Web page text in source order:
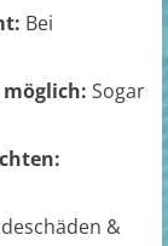
Bei
Sogar
&